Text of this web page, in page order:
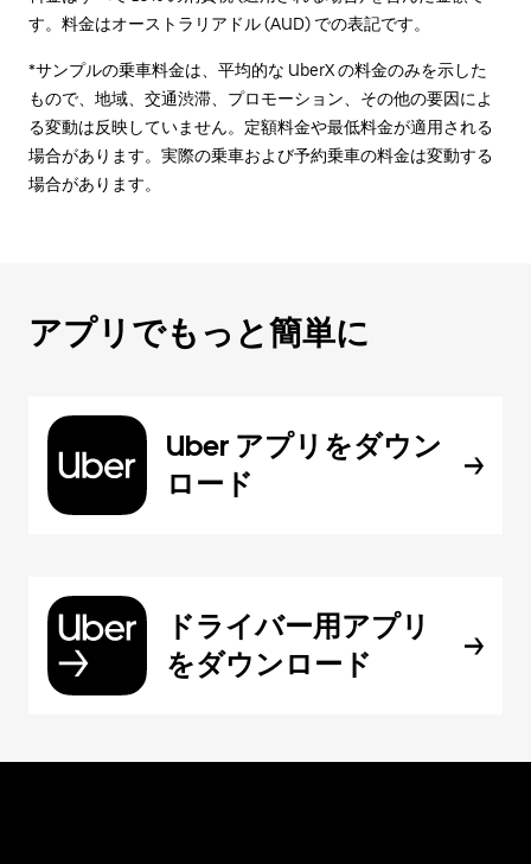
す。料金はオーストラリアドル (AUD) での表記です。
*サンプルの乗車料金は、平均的な UberX の料金のみを示した
もので、地域、交通渋滞、プロモーション、その他の要因によ
る変動は反映していません。定額料金や最低料金が適用される
場合があります。実際の乗車および予約乗車の料金は変動する
場合があります。
アプリでもっと簡単に
Uber アプリをダウン
ロード
ドライバー用アプリ
をダウンロード